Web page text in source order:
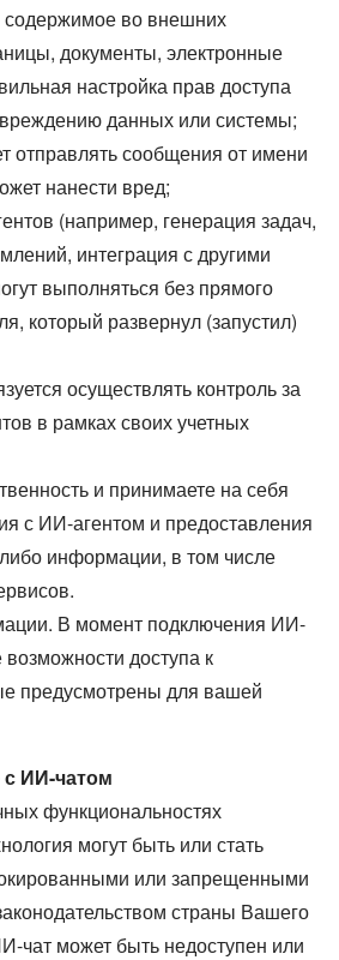
содержимое во внешних
документы, электронные
настройка прав доступа
данных или системы;
отправлять сообщения от имени
нанести вред;
(например, генерация задач,
интеграция с другими
выполняться без прямого
который развернул (запустил)
осуществлять контроль за
в рамках своих учетных
и принимаете на себя
с ИИ-агентом и предоставления
информации, в том числе
В момент подключения ИИ-
возможности доступа к
предусмотрены для вашей
ИИ-чатом
функциональностях
могут быть или стать
или запрещенными
страны Вашего
чат может быть недоступен или